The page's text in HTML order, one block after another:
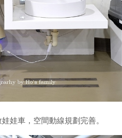
娃車，空間動線規劃完善。